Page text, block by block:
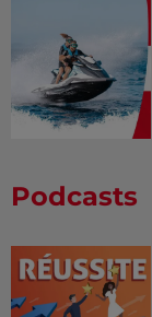
Podcasts